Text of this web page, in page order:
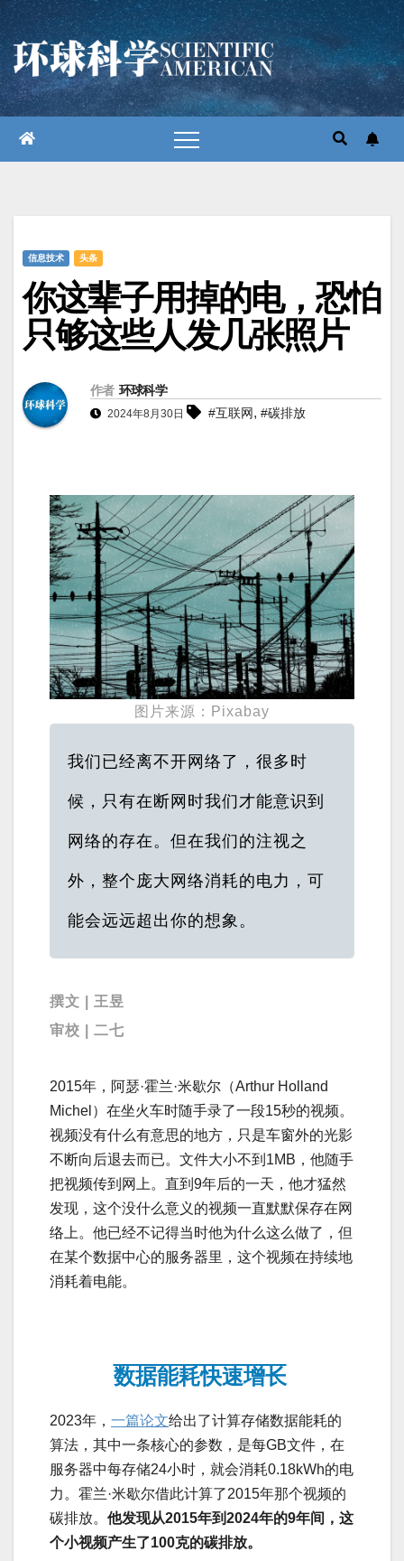
跳
至
内
容
信息技术 头条
你这辈子用掉的电，恐怕
只够这些人发几张照片
作者 环球科学
2024年8月30日 #互联网, #碳排放
图片来源：Pixabay
我们已经离不开网络了，很多时
候，只有在断网时我们才能意识到
网络的存在。但在我们的注视之
外，整个庞大网络消耗的电力，可
能会远远超出你的想象。
撰文 | 王昱
审校 | 二七
2015年，阿瑟·霍兰·米歇尔（Arthur Holland
Michel）在坐火车时随手录了一段15秒的视频。
视频没有什么有意思的地方，只是车窗外的光影
不断向后退去而已。文件大小不到1MB，他随手
把视频传到网上。直到9年后的一天，他才猛然
发现，这个没什么意义的视频一直默默保存在网
络上。他已经不记得当时他为什么这么做了，但
在某个数据中心的服务器里，这个视频在持续地
消耗着电能。
数据能耗快速增长
2023年， 一篇论文给出了计算存储数据能耗的
算法，其中一条核心的参数，是每GB文件，在
服务器中每存储24小时，就会消耗0.18kWh的电
力。霍兰·米歇尔借此计算了2015年那个视频的
碳排放。 他发现从2015年到2024年的9年间，这
个小视频产生了100克的碳排放。